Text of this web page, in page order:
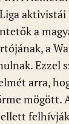
A t
a
a
Ezzel
arra,
mögött.